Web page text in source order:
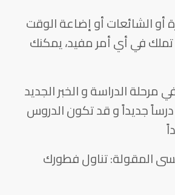
أو الشائعات أو إضاعة الوقت
في أي أمر مفيد، يمكنك
الدراسة و الخبر الجديد
جديداً و قد تكون الدروس
المقولة: تناول فطورك